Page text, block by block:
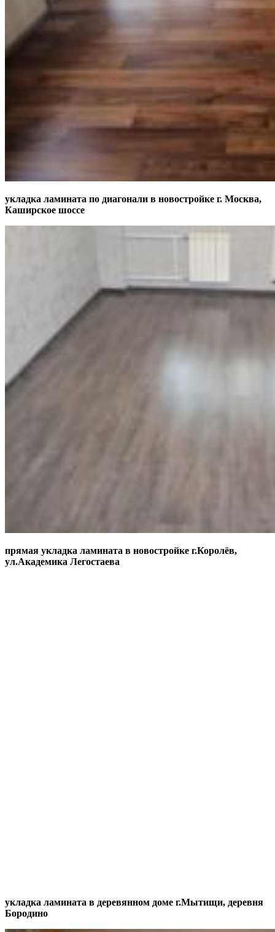
укладка ламината по диагонали в новостройке г. Москва,
Каширское шоссе
прямая укладка ламината в новостройке г.Королёв,
ул.Академика Легостаева
укладка ламината в деревянном доме г.Мытищи, деревня
Бородино